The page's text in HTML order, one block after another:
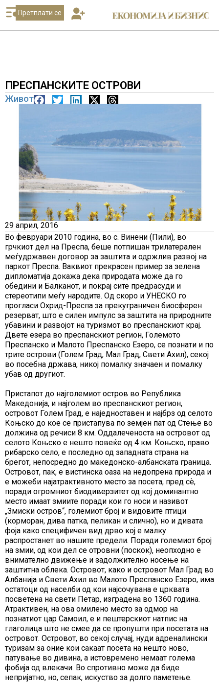
Претплати се
ПРЕСПАНСКИТЕ ОСТРОВИ
Живот
29 април, 2016
Во февруари 2010 година, во с. Винени (Пили), во
грчкиот дел на Преспа, беше потпишан трилатерален
меѓудржавен договор за заштита и одржлив развој на
паркот Преспа. Ваквиот прекрасен пример за зелена
дипломатија докажа дека природата може да го
обедини и Балканот, и покрај сите предрасуди и
стереотипи меѓу народите. Од скоро и УНЕСКО го
прогласи Охрид-Преспа за прекуграничен биосферен
резерват, што е силен импулс за заштита на природните
убавини и развојот на туризмот во преспанскиот крај.
Двете езера во преспанскиот регион, Големото
Преспанско и Малото Преспанско Езеро, се познати и по
трите острови (Голем Град, Мал Град, Свети Ахил), секој
во посебна држава, никој помалку значаен и помалку
убав од другиот.
Пристапот до најголемиот остров во Република
Македонија, и најголем во преспанскиот регион,
островот Голем Град, е наједноставен и најбрз од селото
Коњско до кое се пристапува по земјен пат од Стење во
должина од речиси 8 км. Оддалеченоста на островот од
селото Коњско е нешто повеќе од 4 км. Коњско, право
рибарско село, e последно од западната страна на
брегот, непосредно до македонско-албанската граница.
Островот, пак, е вистинска оаза на недопрена природа и
е можеби најатрактивното место за посета, пред сѐ,
поради огромниот биодиверзитет од кој доминантно
место имаат змиите поради кои го носи и називот
„Змиски остров“, големиот број и видовите птици
(корморан, дива патка, пеликан и слично), но и дивата
фоја како специфичен вид дрво кој е малку
распростанет во нашите предели. Поради големиот број
на змии, од кои дел се отровни (поскок), неопходно е
внимателно движење и задолжително носење на
заштитна облека. Островот, како и островот Мал Град во
Албанија и Свети Ахил во Малото Преспанско Езеро, има
остатоци од населби од кои најсочувана е црквата
посветена на свети Петар, изградена во 1360 година.
Атрактивен, на ова омилено место за одмор на
познатиот цар Самоил, е и пештерскиот натпис на
глаголица што не смее да се пропушти при посетата на
островот. Островот, во секој случај, нуди адреналински
туризам за оние кои сакаат посета на нешто ново,
патување во дивина, а истовремено немаат голема
фобија од влекачи. Во спротивно може да биде
непријатно, но, сепак, искуство за долго паметење.